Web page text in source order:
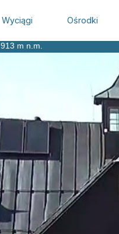
Wyciągi Ośrodki
, 913 m n.m.